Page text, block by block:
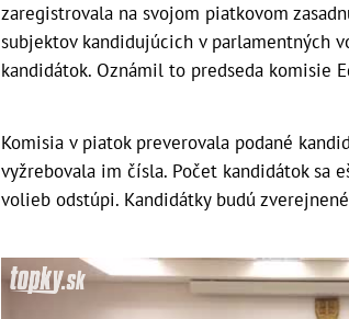
zaregistrovala na svojom piatkovom
subjektov kandidujúcich v parlamentných
kandidátok. Oznámil to predseda komisie
Komisia v piatok preverovala podané
vyžrebovala im čísla. Počet kandidátok sa
volieb odstúpi. Kandidátky budú